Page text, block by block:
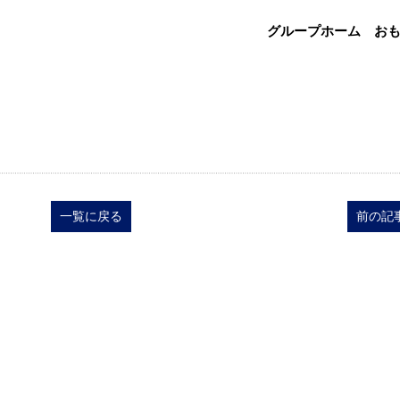
グループホーム お
一覧に戻る 前の記